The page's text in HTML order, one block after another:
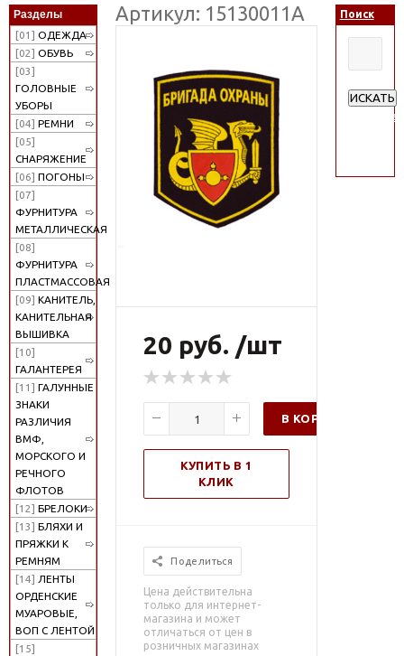
Разделы
[01] ОДЕЖДА
[02] ОБУВЬ
[03]
ГОЛОВНЫЕ
УБОРЫ
[04] РЕМНИ
[05]
СНАРЯЖЕНИЕ
[06] ПОГОНЫ
[07]
ФУРНИТУРА
МЕТАЛЛИЧЕСКАЯ
[08]
ФУРНИТУРА
ПЛАСТМАССОВАЯ
[09] КАНИТЕЛЬ,
КАНИТЕЛЬНАЯ
ВЫШИВКА
[10]
ГАЛАНТЕРЕЯ
[11] ГАЛУННЫЕ
ЗНАКИ
РАЗЛИЧИЯ
ВМФ,
МОРСКОГО И
РЕЧНОГО
ФЛОТОВ
[12] БРЕЛОКИ
[13] БЛЯХИ И
ПРЯЖКИ К
РЕМНЯМ
[14] ЛЕНТЫ
ОРДЕНСКИЕ
МУАРОВЫЕ,
ВОП С ЛЕНТОЙ
[15]
Артикул: 15130011А
20 руб. /шт
В КОРЗИНУ
КУПИТЬ В 1
КЛИК
Поделиться
Цена действительна
только для интернет-
магазина и может
отличаться от цен в
розничных магазинах
Поиск
ИСКАТЬ